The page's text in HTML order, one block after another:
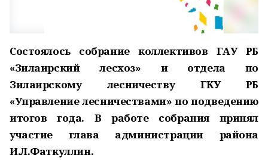
Состоялось собрание коллективов ГАУ РБ
«Зилаирский лесхоз» и отдела по
Зилаирскому лесничеству ГКУ РБ
«Управление лесничествами» по подведению
итогов года. В работе собрания принял
участие глава администрации района
И.Л.Фаткуллин.